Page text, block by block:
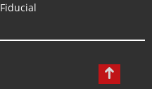
Fiducial